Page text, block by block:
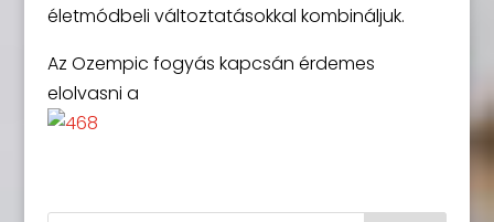
életmódbeli változtatásokkal kombináljuk.
Az Ozempic fogyás kapcsán érdemes
elolvasni a